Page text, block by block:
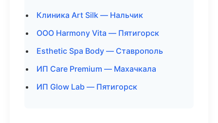
Клиника Art Silk — Нальчик
ООО Harmony Vita — Пятигорск
Esthetic Spa Body — Ставрополь
ИП Care Premium — Махачкала
ИП Glow Lab — Пятигорск